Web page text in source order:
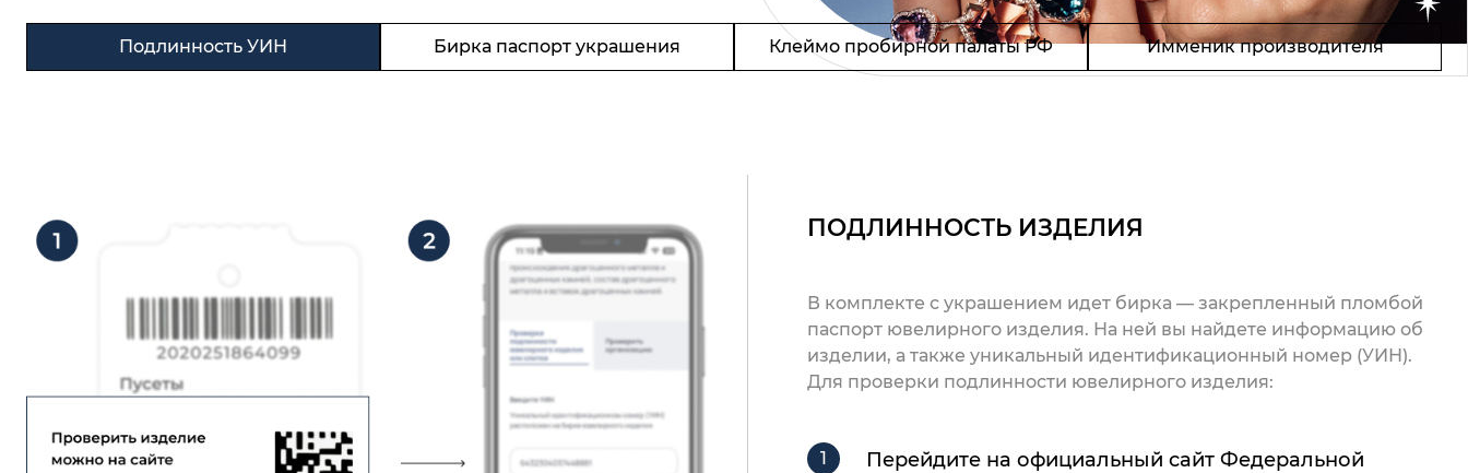
Подлинность УИН Бирка паспорт украшения Клеймо пробирной палаты РФ Имменик производителя
ПОДЛИННОСТЬ ИЗДЕЛИЯ
В комплекте с украшением идет бирка — закрепленный пломбой
паспорт ювелирного изделия. На ней вы найдете информацию об
изделии, а также уникальный идентификационный номер (УИН).
Для проверки подлинности ювелирного изделия:
Перейдите на официальный сайт Федеральной